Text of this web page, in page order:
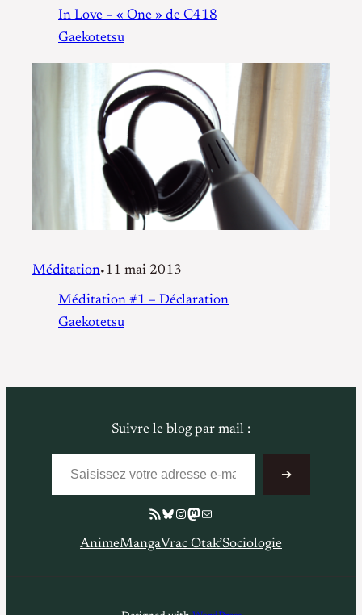
In Love – « One » de C418
Gaekotetsu
Méditation•11 mai 2013
Méditation #1 – Déclaration
Gaekotetsu
Suivre le blog par mail :
Saisissez votre adresse e-mail…
➔
Flux RSSBluesky
Instagram
Mastodon
E-mail
AnimeMangaVrac Otak’Sociologie